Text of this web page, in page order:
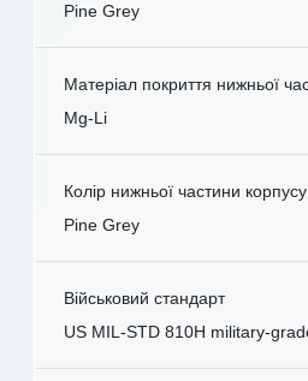
Pine Grey
Матеріал покриття нижньої
Mg-Li
Колір нижньої частини корпусу
Pine Grey
Військовий стандарт
US MIL-STD 810H military-